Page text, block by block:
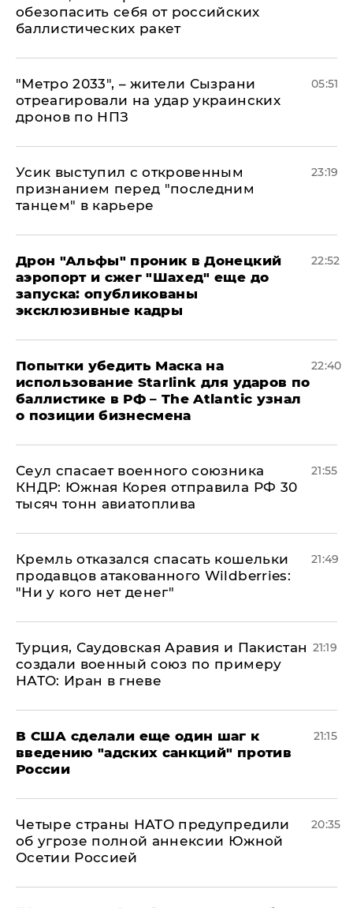
обезопасить себя от российских
баллистических ракет
"Метро 2033", – жители Сызрани
отреагировали на удар украинских
дронов по НПЗ
05:51
Усик выступил с откровенным
признанием перед "последним
танцем" в карьере
23:19
Дрон "Альфы" проник в Донецкий
аэропорт и сжег "Шахед" еще до
запуска: опубликованы
эксклюзивные кадры
22:52
Попытки убедить Маска на
использование Starlink для ударов по
баллистике в РФ – The Atlantic узнал
о позиции бизнесмена
22:40
​Сеул спасает военного союзника
КНДР: Южная Корея отправила РФ 30
тысяч тонн авиатоплива
21:55
Кремль отказался спасать кошельки
продавцов атакованного Wildberries:
"Ни у кого нет денег"
21:49
Турция, Саудовская Аравия и Пакистан
создали военный союз по примеру
НАТО: Иран в гневе
21:19
В США сделали еще один шаг к
введению "адских санкций" против
России
21:15
Четыре страны НАТО предупредили
об угрозе полной аннексии Южной
Осетии Россией
20:35